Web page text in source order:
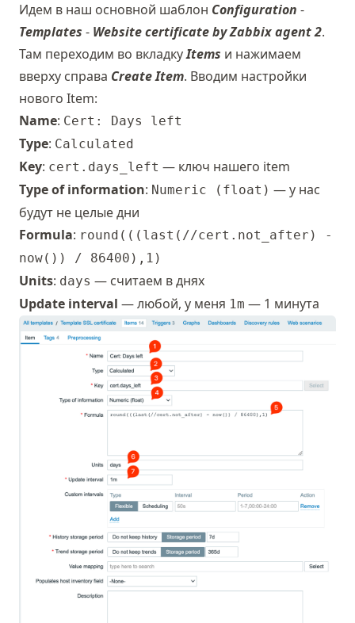
Идем в наш основной шаблон Configuration -
Templates - Website certificate by Zabbix agent 2.
Там переходим во вкладкуItems и нажимаем
вверху справа Create Item. Вводим настройки
нового Item:
Name: Cert: Days left
Type: Calculated
Key: cert.days_left — ключ нашего item
Type of information: Numeric (float) — у нас
будут не целые дни
Formula: round(((last(//cert.not_after) -
now()) / 86400),1)
Units: days — считаем в днях
Update interval — любой, у меня 1m — 1 минута